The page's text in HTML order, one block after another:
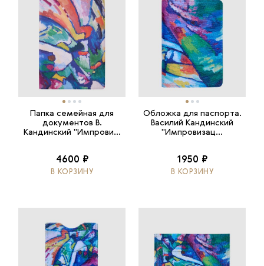
Папка семейная для
документов В.
Кандинский "Импрови...
4600 ₽
В КОРЗИНУ
Обложка для паспорта.
Василий Кандинский
"Импровизац...
1950 ₽
В КОРЗИНУ